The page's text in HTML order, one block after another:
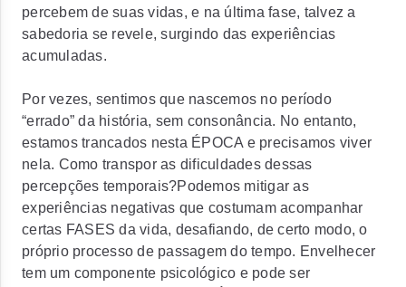
percebem de suas vidas, e na última fase, talvez a
sabedoria se revele, surgindo das experiências
acumuladas.
Por vezes, sentimos que nascemos no período
“errado” da história, sem consonância. No entanto,
estamos trancados nesta ÉPOCA e precisamos viver
nela. Como transpor as dificuldades dessas
percepções temporais?Podemos mitigar as
experiências negativas que costumam acompanhar
certas FASES da vida, desafiando, de certo modo, o
próprio processo de passagem do tempo. Envelhecer
tem um componente psicológico e pode ser